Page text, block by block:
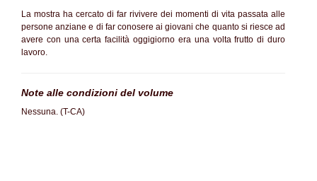
La mostra ha cercato di far rivivere dei momenti di vita passata alle
persone anziane e di far conosere ai giovani che quanto si riesce ad
avere con una certa facilità oggigiorno era una volta frutto di duro
lavoro.
Note alle condizioni del volume
Nessuna. (T-CA)